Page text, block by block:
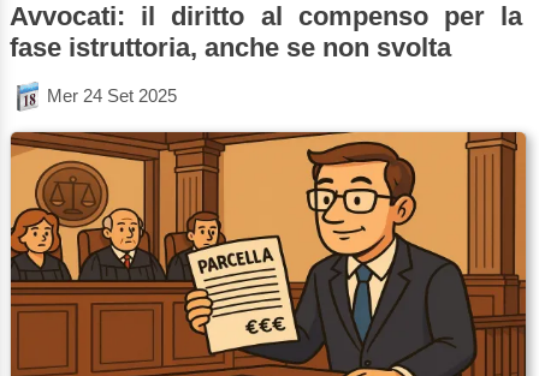
Avvocati: il diritto al compenso per la
fase istruttoria, anche se non svolta
Mer 24 Set 2025